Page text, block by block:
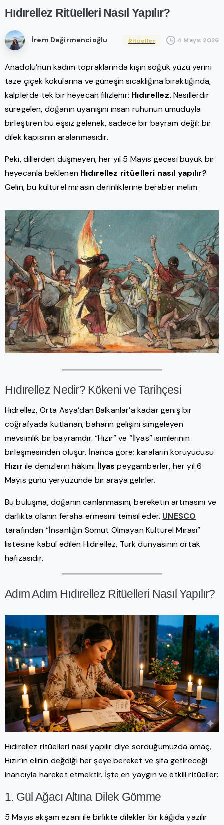
Hıdırellez Ritüelleri Nasıl Yapılır?
İrem Değirmencioğlu Ritüeller 4 Mayıs 2026
Anadolu’nun kadim topraklarında kışın soğuk yüzü yerini
taze çiçek kokularına ve güneşin sıcaklığına bıraktığında,
kalplerde tek bir heyecan filizlenir: Hıdırellez. Nesillerdir
süregelen, doğanın uyanışını insan ruhunun umuduyla
birleştiren bu eşsiz gelenek, sadece bir bayram değil; bir
dilek kapısının aralanmasıdır.
Peki, dillerden düşmeyen, her yıl 5 Mayıs gecesi büyük bir
heyecanla beklenen Hıdırellez ritüelleri nasıl yapılır?
Gelin, bu kültürel mirasın derinliklerine beraber inelim.
Hıdırellez Nedir? Kökeni ve Tarihçesi
Hıdrellez, Orta Asya’dan Balkanlar’a kadar geniş bir
coğrafyada kutlanan, baharın gelişini simgeleyen
mevsimlik bir bayramdır. “Hızır” ve “İlyas” isimlerinin
birleşmesinden oluşur. İnanca göre; karaların koruyucusu
Hızır ile denizlerin hâkimi İlyas peygamberler, her yıl 6
Mayıs günü yeryüzünde bir araya gelirler.
Bu buluşma, doğanın canlanmasını, bereketin artmasını ve
darlıkta olanın feraha ermesini temsil eder. UNESCO
tarafından “İnsanlığın Somut Olmayan Kültürel Mirası”
listesine kabul edilen Hıdırellez, Türk dünyasının ortak
hafızasıdır.
Adım Adım Hıdırellez Ritüelleri Nasıl Yapılır?
Hıdırellez ritüelleri nasıl yapılır diye sorduğumuzda amaç,
Hızır’ın elinin değdiği her şeye bereket ve şifa getireceği
inancıyla hareket etmektir. İşte en yaygın ve etkili ritüeller:
1. Gül Ağacı Altına Dilek Gömme
5 Mayıs akşam ezanı ile birlikte dilekler bir kâğıda yazılır